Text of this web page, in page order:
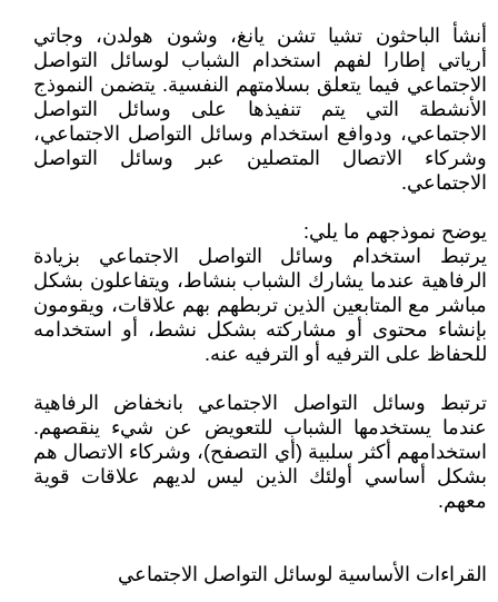
أنشأ الباحثون تشيا تشن يانغ، وشون هولدن، وجاتي
أرياتي إطارا لفهم استخدام الشباب لوسائل التواصل
الاجتماعي فيما يتعلق بسلامتهم النفسية. يتضمن النموذج
الأنشطة التي يتم تنفيذها على وسائل التواصل
الاجتماعي، ودوافع استخدام وسائل التواصل الاجتماعي،
وشركاء الاتصال المتصلين عبر وسائل التواصل
الاجتماعي.
يوضح نموذجهم ما يلي:
يرتبط استخدام وسائل التواصل الاجتماعي بزيادة
الرفاهية عندما يشارك الشباب بنشاط، ويتفاعلون بشكل
مباشر مع المتابعين الذين تربطهم بهم علاقات، ويقومون
بإنشاء محتوى أو مشاركته بشكل نشط، أو استخدامه
للحفاظ على الترفيه أو الترفيه عنه.
ترتبط وسائل التواصل الاجتماعي بانخفاض الرفاهية
عندما يستخدمها الشباب للتعويض عن شيء ينقصهم.
استخدامهم أكثر سلبية (أي التصفح)، وشركاء الاتصال هم
بشكل أساسي أولئك الذين ليس لديهم علاقات قوية
معهم.
القراءات الأساسية لوسائل التواصل الاجتماعي